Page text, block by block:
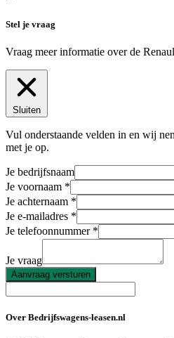
Stel je vraag
Vraag meer informatie over de
Sluiten
Vul onderstaande velden in en wij
met je op.
Je bedrijfsnaam
Je voornaam
Je achternaam
Je e-mailadres
Je telefoonnummer
Je vraag
Aanvraag versturen
Over Bedrijfswagens-leasen.nl